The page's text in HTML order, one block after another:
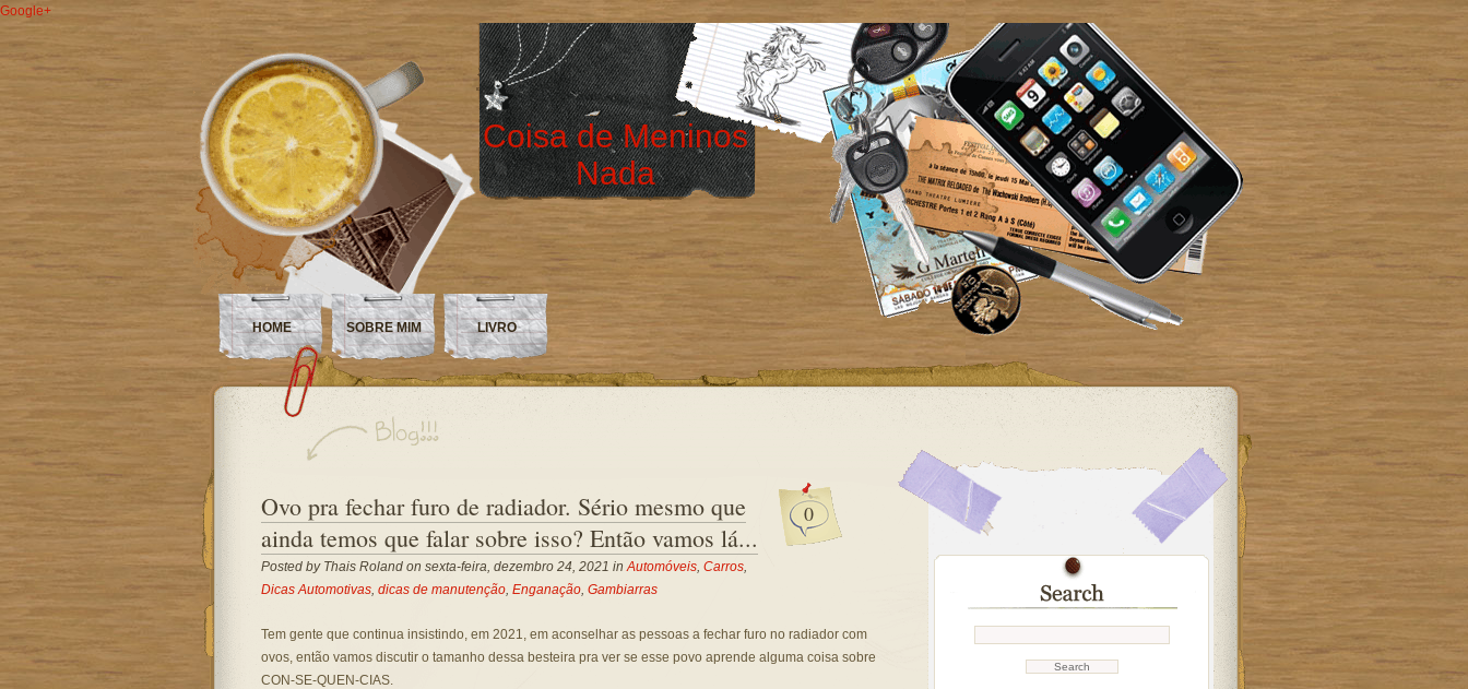
Google+
Coisa de Meninos
Nada
HOME SOBRE MIM LIVRO
0
Ovo pra fechar furo de radiador. Sério mesmo que
ainda temos que falar sobre isso? Então vamos lá...
Posted by Thais Rolandon sexta-feira, dezembro 24, 2021 inAutomóveis, Carros,
Dicas Automotivas, dicas de manutenção, Enganação, Gambiarras
Tem gente que continua insistindo, em 2021, em aconselhar as pessoas a fechar furo no radiador com
ovos, então vamos discutir o tamanho dessa besteira pra ver se esse povo aprende alguma coisa sobre
CON-SE-QUEN-CIAS.